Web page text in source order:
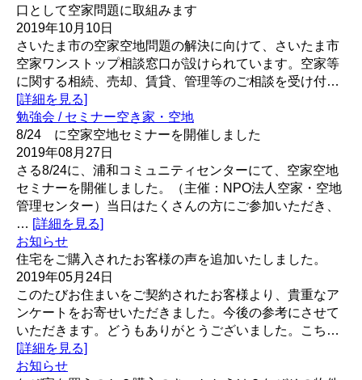
口として空家問題に取組みます
2019年10月10日
さいたま市の空家空地問題の解決に向けて、さいたま市
空家ワンストップ相談窓口が設けられています。空家等
に関する相続、売却、賃貸、管理等のご相談を受け付…
[詳細を見る]
勉強会 / セミナー空き家・空地
8/24 に空家空地セミナーを開催しました
2019年08月27日
さる8/24に、浦和コミュニティセンターにて、空家空地
セミナーを開催しました。（主催：NPO法人空家・空地
管理センター）当日はたくさんの方にご参加いただき、
… [詳細を見る]
お知らせ
住宅をご購入されたお客様の声を追加いたしました。
2019年05月24日
このたびお住まいをご契約されたお客様より、貴重なア
ンケートをお寄せいただきました。今後の参考にさせて
いただきます。どうもありがとうございました。こち…
[詳細を見る]
お知らせ